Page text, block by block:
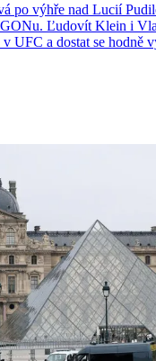
po výhře nad Lucií
Ľudovít Klein i
UFC a dostat se hodně